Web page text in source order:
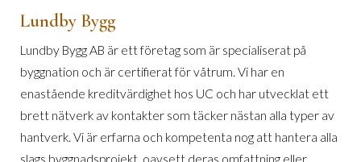
Lundby Bygg
Lundby Bygg AB är ett företag som är specialiserat på
byggnation och är certifierat för våtrum. Vi har en
enastående kreditvärdighet hos UC och har utvecklat ett
brett nätverk av kontakter som täcker nästan alla typer av
hantverk. Vi är erfarna och kompetenta nog att hantera alla
slags byggnadsprojekt, oavsett deras omfattning eller